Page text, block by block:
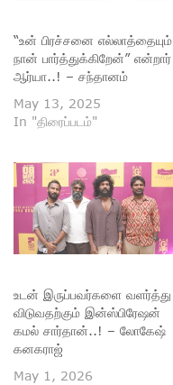
“உன் பிரச்சனை எல்லாத்தையும்
நான் பார்த்துக்கிறேன்” என்றார்
ஆர்யா..! – சந்தானம்
May 13, 2025
In "திரைப்படம்"
உடன் இருப்பவர்களை வளர்த்து
விடுவதற்கும் இன்ஸ்பிரேஷன்
கமல் சார்தான்..! – லோகேஷ்
கனகராஜ்
May 1, 2026